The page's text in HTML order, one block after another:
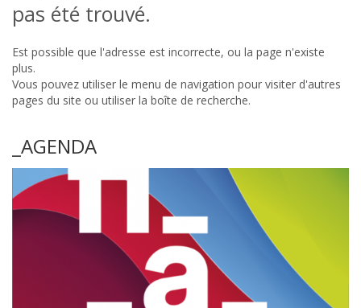
pas été trouvé.
Est possible que l'adresse est incorrecte, ou la page n'existe
plus.
Vous pouvez utiliser le menu de navigation pour visiter d'autres
pages du site ou utiliser la boîte de recherche.
_AGENDA